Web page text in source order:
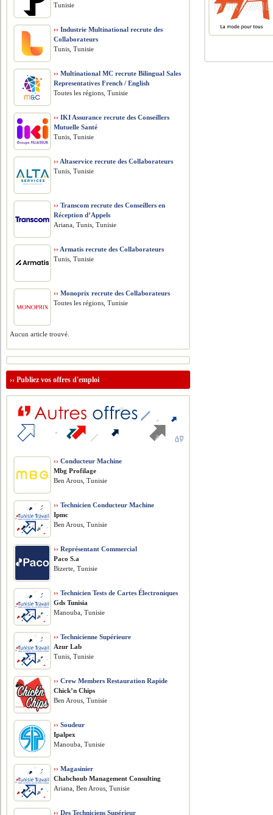
Tunisie
›› Industrie Multinational recrute des
Collaborateurs
Tunis, Tunisie
›› Multinational MC recrute Bilingual Sales
Representatives French / English
Toutes les régions, Tunisie
›› IKI Assurance recrute des Conseillers
Mutuelle Santé
Tunis, Tunisie
›› Altaservice recrute des Collaborateurs
Tunis, Tunisie
›› Transcom recrute des Conseillers en
Réception d’Appels
Ariana, Tunis, Tunisie
›› Armatis recrute des Collaborateurs
Tunis, Tunisie
›› Monoprix recrute des Collaborateurs
Toutes les régions, Tunisie
Aucun article trouvé.
››Publiez vos offres d'emploi
›› Conducteur Machine
Mbg Profilage
Ben Arous, Tunisie
›› Technicien Conducteur Machine
Ipmc
Ben Arous, Tunisie
›› Représentant Commercial
Paco S.a
Bizerte, Tunisie
›› Technicien Tests de Cartes Électroniques
Gds Tunisia
Manouba, Tunisie
›› Technicienne Supérieure
Azur Lab
Tunis, Tunisie
›› Crew Members Restauration Rapide
Chick’n Chips
Ben Arous, Tunisie
›› Soudeur
Ipalpex
Manouba, Tunisie
›› Magasinier
Chabchoub Management Consulting
Ariana, Ben Arous, Tunisie
›› Des Techniciens Supérieur